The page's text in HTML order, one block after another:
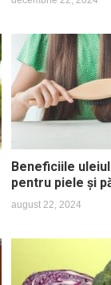
Beneficiile
pentru piele și
august 22, 2024